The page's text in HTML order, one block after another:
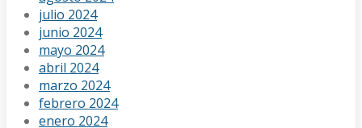
julio 2024
junio 2024
mayo 2024
abril 2024
marzo 2024
febrero 2024
enero 2024